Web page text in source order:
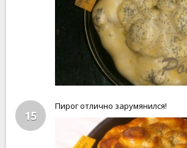
15
Пирог отлично зарумянился!